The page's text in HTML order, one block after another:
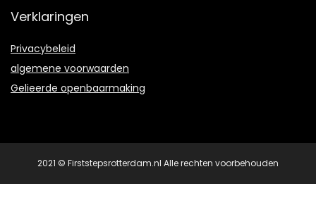
Verklaringen
Privacybeleid
algemene voorwaarden
Gelieerde openbaarmaking
2021 © Firststepsrotterdam.nl Alle rechten voorbehouden